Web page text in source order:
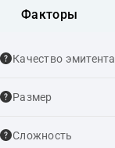
Факторы
Качество эмитента
Размер
Сложность